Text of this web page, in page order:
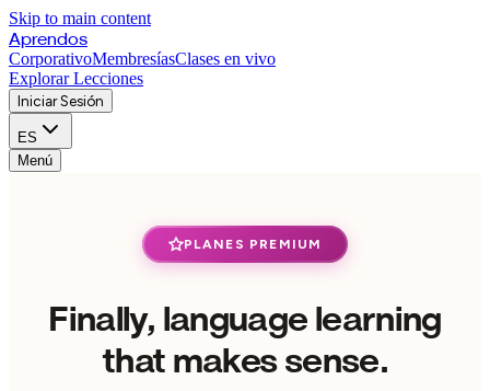
Skip to main content
Aprendos
CorporativoMembresíasClases en vivo
Explorar Lecciones
Iniciar Sesión
ES
Menú
PLANES PREMIUM
Finally, language learning
that makes sense.